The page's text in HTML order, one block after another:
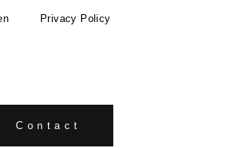
Privacy Policy
Contact